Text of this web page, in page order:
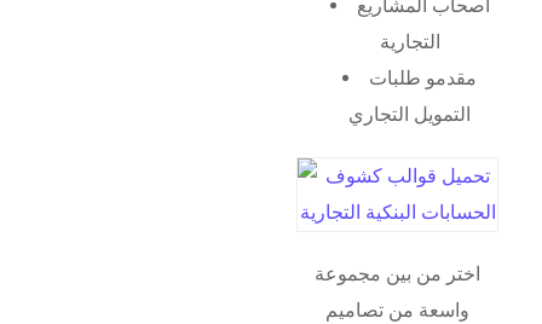
أصحاب المشاريع
التجارية
مقدمو طلبات
التمويل التجاري
اختر من بين مجموعة
واسعة من تصاميم